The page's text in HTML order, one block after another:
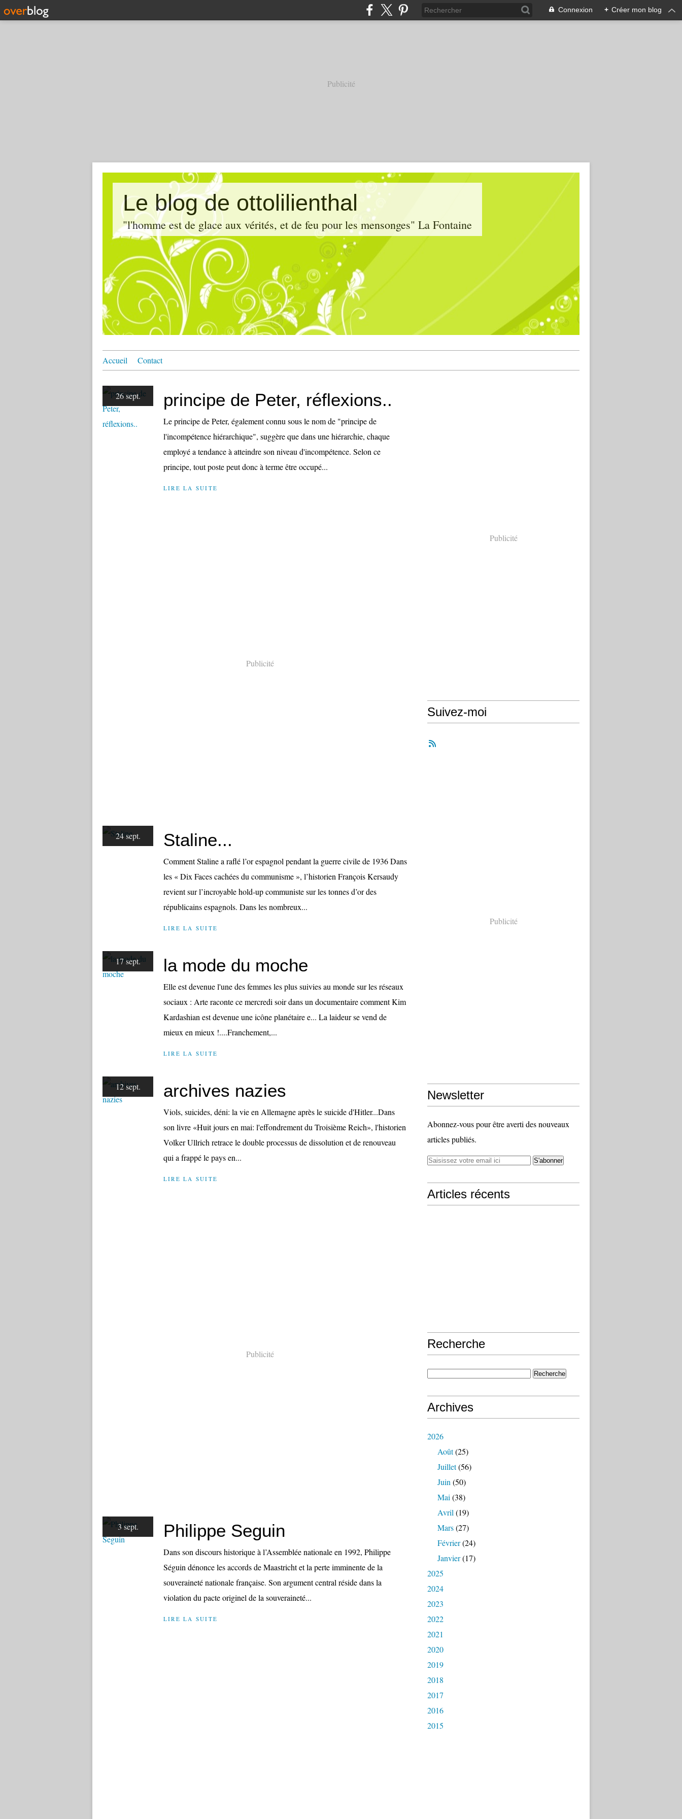
Connexion + Créer mon blog
Publicité
Le blog de ottolilienthal
"l'homme est de glace aux vérités, et de feu pour les mensonges" La Fontaine
Accueil Contact
26 sept. principe de Peter, réflexions..
Le principe de Peter, également connu sous le nom de "principe de
l'incompétence hiérarchique", suggère que dans une hiérarchie, chaque
employé a tendance à atteindre son niveau d'incompétence. Selon ce
principe, tout poste peut donc à terme être occupé...
LIRE LA SUITE
Publicité
24 sept. Staline...
Comment Staline a raflé l’or espagnol pendant la guerre civile de 1936 Dans
les « Dix Faces cachées du communisme », l’historien François Kersaudy
revient sur l’incroyable hold-up communiste sur les tonnes d’or des
républicains espagnols. Dans les nombreux...
LIRE LA SUITE
17 sept. la mode du moche
Elle est devenue l'une des femmes les plus suivies au monde sur les réseaux
sociaux : Arte raconte ce mercredi soir dans un documentaire comment Kim
Kardashian est devenue une icône planétaire e... La laideur se vend de
mieux en mieux !....Franchement,...
LIRE LA SUITE
12 sept. archives nazies
Viols, suicides, déni: la vie en Allemagne après le suicide d'Hitler...Dans
son livre ​«Huit jours en mai: l'effondrement du Troisième Reich», l'historien
Volker Ullrich retrace le double processus de dissolution et de renouveau
qui a frappé le pays en...
LIRE LA SUITE
Publicité
3 sept. Philippe Seguin
Dans son discours historique à l’Assemblée nationale en 1992, Philippe
Séguin dénonce les accords de Maastricht et la perte imminente de la
souveraineté nationale française. Son argument central réside dans la
violation du pacte originel de la souveraineté...
LIRE LA SUITE
Publicité
Suivez-moi
Publicité
Newsletter
Abonnez-vous pour être averti des nouveaux
articles publiés.
Articles récents
Recherche
Archives
2026
Août(25)
Juillet(56)
Juin (50)
Mai (38)
Avril (19)
Mars(27)
Février(24)
Janvier(17)
2025
2024
2023
2022
2021
2020
2019
2018
2017
2016
2015